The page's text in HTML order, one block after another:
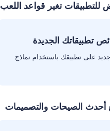
تغير قواعد اللعب
تطبيقاتك الجديدة
على تطبيقك باستخدام نماذج
أحدث الصيحات والتصميمات